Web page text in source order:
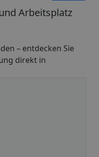
Arbeitsplatz
– entdecken Sie
direkt in